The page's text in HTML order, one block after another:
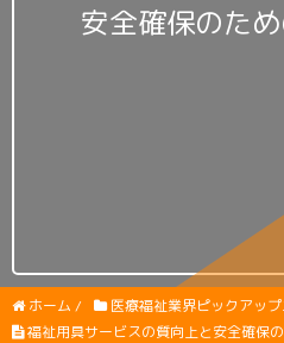
安全確保のた
ホーム / 医療福祉業界ピックアッ
福祉用具サービスの質向上と安全確保